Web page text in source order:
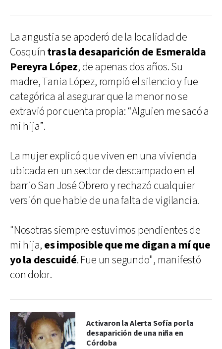
La angustia se apoderó de la localidad de
Cosquín tras la desaparición de Esmeralda
Pereyra López, de apenas dos años. Su
madre, Tania López, rompió el silencio y fue
categórica al asegurar que la menor no se
extravió por cuenta propia: “Alguien me sacó a
mi hija”.
La mujer explicó que viven en una vivienda
ubicada en un sector de descampado en el
barrio San José Obrero y rechazó cualquier
versión que hable de una falta de vigilancia.
"Nosotras siempre estuvimos pendientes de
mi hija, es imposible que me digan a mí que
yo la descuidé. Fue un segundo", manifestó
con dolor.
Activaron la Alerta Sofía por la
desaparición de una niña en
Córdoba